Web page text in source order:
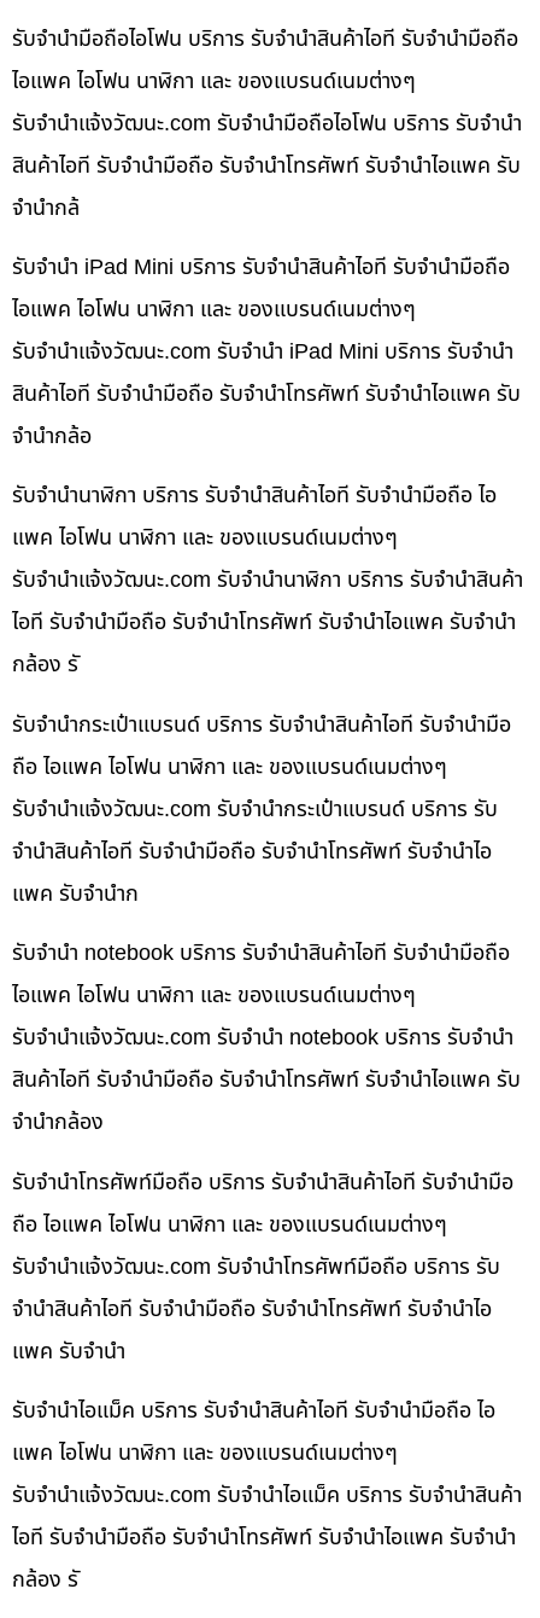
รับจำนำมือถือไอโฟน บริการ รับจำนำสินค้าไอที รับจำนำมือถือ
ไอแพค ไอโฟน นาฬิกา และ ของแบรนด์เนมต่างๆ
รับจํานําแจ้งวัฒนะ.com รับจำนำมือถือไอโฟน บริการ รับจำนำ
สินค้าไอที รับจำนำมือถือ รับจำนำโทรศัพท์ รับจำนำไอแพค รับ
จำนำกล้
รับจำนำ iPad Mini บริการ รับจำนำสินค้าไอที รับจำนำมือถือ
ไอแพค ไอโฟน นาฬิกา และ ของแบรนด์เนมต่างๆ
รับจํานําแจ้งวัฒนะ.com รับจำนำ iPad Mini บริการ รับจำนำ
สินค้าไอที รับจำนำมือถือ รับจำนำโทรศัพท์ รับจำนำไอแพค รับ
จำนำกล้อ
รับจำนำนาฬิกา บริการ รับจำนำสินค้าไอที รับจำนำมือถือ ไอ
แพค ไอโฟน นาฬิกา และ ของแบรนด์เนมต่างๆ
รับจํานําแจ้งวัฒนะ.com รับจำนำนาฬิกา บริการ รับจำนำสินค้า
ไอที รับจำนำมือถือ รับจำนำโทรศัพท์ รับจำนำไอแพค รับจำนำ
กล้อง รั
รับจำนำกระเป๋าแบรนด์ บริการ รับจำนำสินค้าไอที รับจำนำมือ
ถือ ไอแพค ไอโฟน นาฬิกา และ ของแบรนด์เนมต่างๆ
รับจํานําแจ้งวัฒนะ.com รับจำนำกระเป๋าแบรนด์ บริการ รับ
จำนำสินค้าไอที รับจำนำมือถือ รับจำนำโทรศัพท์ รับจำนำไอ
แพค รับจำนำก
รับจำนำ notebook บริการ รับจำนำสินค้าไอที รับจำนำมือถือ
ไอแพค ไอโฟน นาฬิกา และ ของแบรนด์เนมต่างๆ
รับจํานําแจ้งวัฒนะ.com รับจำนำ notebook บริการ รับจำนำ
สินค้าไอที รับจำนำมือถือ รับจำนำโทรศัพท์ รับจำนำไอแพค รับ
จำนำกล้อง
รับจำนำโทรศัพท์มือถือ บริการ รับจำนำสินค้าไอที รับจำนำมือ
ถือ ไอแพค ไอโฟน นาฬิกา และ ของแบรนด์เนมต่างๆ
รับจํานําแจ้งวัฒนะ.com รับจำนำโทรศัพท์มือถือ บริการ รับ
จำนำสินค้าไอที รับจำนำมือถือ รับจำนำโทรศัพท์ รับจำนำไอ
แพค รับจำนำ
รับจำนำไอแม็ค บริการ รับจำนำสินค้าไอที รับจำนำมือถือ ไอ
แพค ไอโฟน นาฬิกา และ ของแบรนด์เนมต่างๆ
รับจํานําแจ้งวัฒนะ.com รับจำนำไอแม็ค บริการ รับจำนำสินค้า
ไอที รับจำนำมือถือ รับจำนำโทรศัพท์ รับจำนำไอแพค รับจำนำ
กล้อง รั